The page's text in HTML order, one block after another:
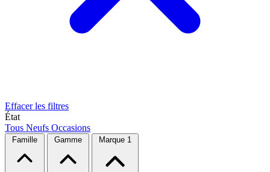
Effacer les filtres
État
Tous Neufs Occasions
Famille Gamme Marque 1